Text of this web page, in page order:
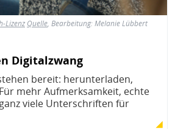
Lizenz Quelle, Bearbeitung: Melanie Lübbert
Digitalzwang
bereit: herunterladen,
mehr Aufmerksamkeit, echte
viele Unterschriften für